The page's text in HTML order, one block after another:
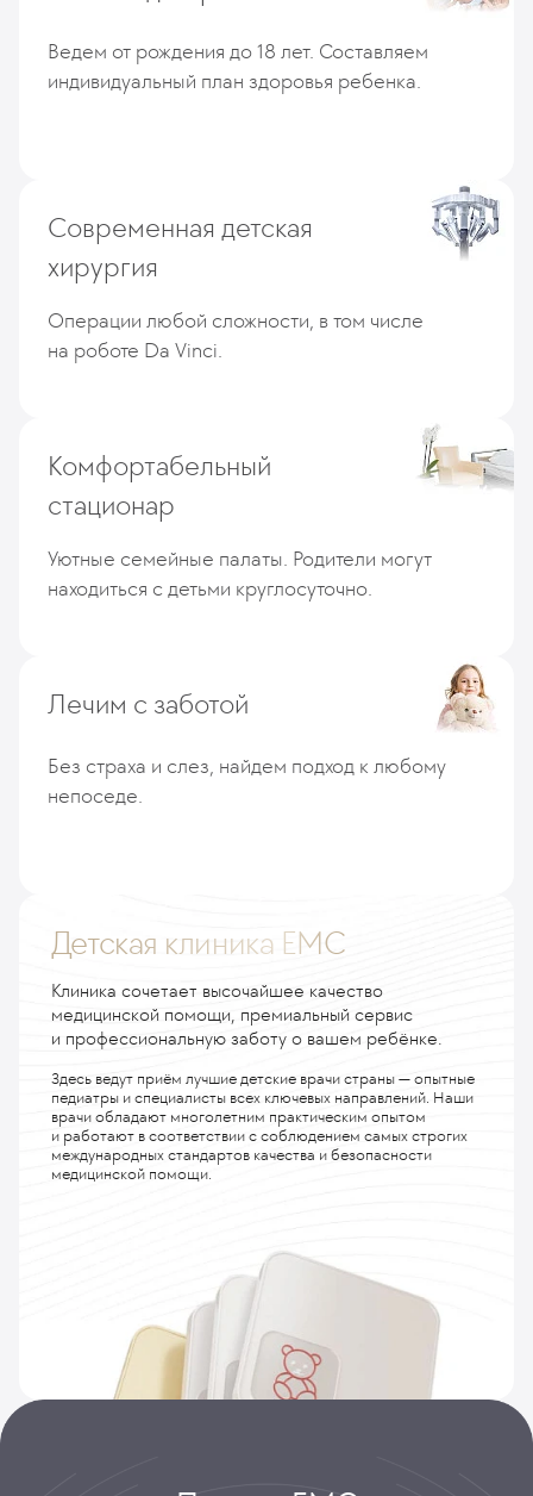
Ведем от рождения до 18 лет. Составляем
индивидуальный план здоровья ребенка.
Современная детская
хирургия
Операции любой сложности, в том числе
на роботе Da Vinci.
Комфортабельный
стационар
Уютные семейные палаты. Родители могут
находиться с детьми круглосуточно.
Лечим с заботой
Без страха и слез, найдем подход к любому
непоседе.
Детская клиника EMC
Клиника сочетает высочайшее качество
медицинской помощи, премиальный сервис
и профессиональную заботу о вашем ребёнке.
Здесь ведут приём лучшие детские врачи страны — опытные
педиатры и специалисты всех ключевых направлений. Наши
врачи обладают многолетним практическим опытом
и работают в соответствии с соблюдением самых строгих
международных стандартов качества и безопасности
медицинской помощи.